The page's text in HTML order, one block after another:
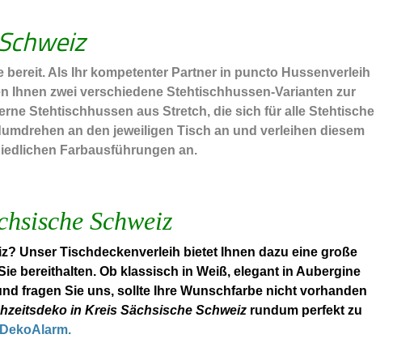
Als Ihr kompetenter Partner in puncto Hussenverleih
Ihnen zwei verschiedene Stehtischhussen-Varianten zur
Stehtischhussen aus Stretch, die sich für alle Stehtische
an den jeweiligen Tisch an und verleihen diesem
Farbausführungen an.
Schweiz
Unser Tischdeckenverleih bietet Ihnen dazu eine große
bereithalten. Ob klassisch in Weiß, elegant in Aubergine
fragen Sie uns, sollte Ihre Wunschfarbe nicht vorhanden
in Kreis Sächsische Schweizrundum perfekt zu
DekoAlarm.